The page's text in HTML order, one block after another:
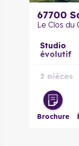
67700
Le Clos du
Studio
évolutif
2 pièces
3 pièces
Brochure